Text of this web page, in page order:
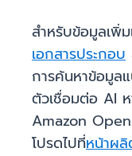
สำหรับข้อมูลเพิ่
เอกสารประกอบ
การค้นหาข้อมูล
ตัวเชื่อมต่อ AI
Amazon
โปรดไปที่หน้าผ